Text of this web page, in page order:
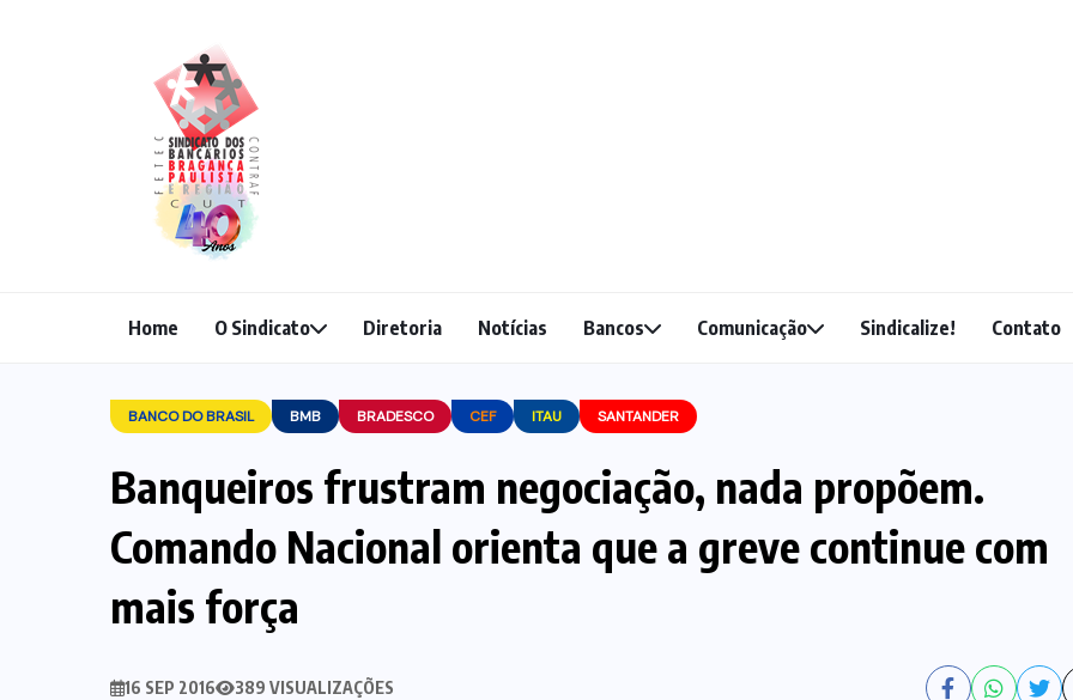
Home O Sindicato Diretoria Notícias Bancos Comunicação Sindicalize! Contato
BANCO DO BRASIL BMB BRADESCO CEF ITAU SANTANDER
Banqueiros frustram negociação, nada propõem.
Comando Nacional orienta que a greve continue com
mais força
16 SEP 2016 389 VISUALIZAÇÕES